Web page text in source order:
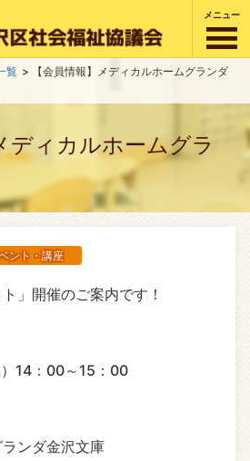
メニュー
覧 【会員情報】メディカルホームグランダ
ディカルホームグラ
ント・講座
」開催のご案内です！
14：00～15：00
ンダ金沢文庫